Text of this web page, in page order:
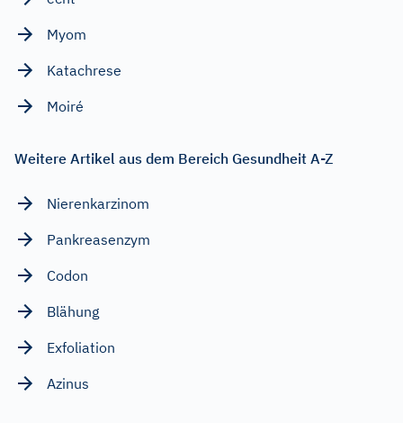
Myom
Katachrese
Moiré
Weitere Artikel aus dem Bereich Gesundheit A-Z
Nierenkarzinom
Pankreasenzym
Codon
Blähung
Exfoliation
Azinus